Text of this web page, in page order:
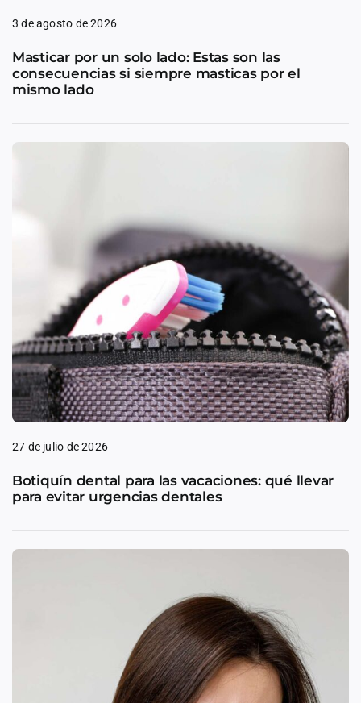
3 de agosto de 2026
Masticar por un solo lado: Estas son las
consecuencias si siempre masticas por el
mismo lado
27 de julio de 2026
Botiquín dental para las vacaciones: qué llevar
para evitar urgencias dentales